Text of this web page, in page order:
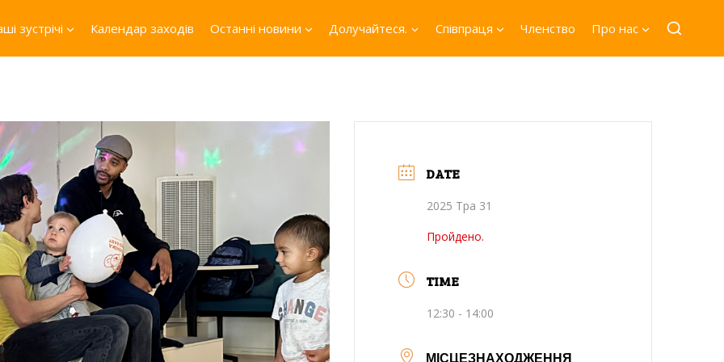
зустрічі Календар заходів Останні новини Долучайтеся. Співпраця Членство Про нас
DATE
2025 Тра 31
Пройдено.
TIME
12:30 - 14:00
МІСЦЕЗНАХОДЖЕННЯ